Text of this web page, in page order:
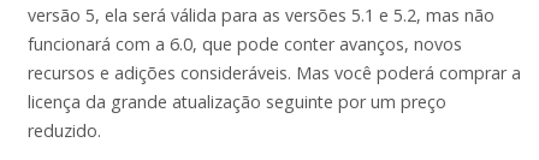
versão 5, ela será válida para as versões 5.1 e 5.2, mas não
funcionará com a 6.0, que pode conter avanços, novos
recursos e adições consideráveis. Mas você poderá comprar a
licença da grande atualização seguinte por um preço
reduzido.